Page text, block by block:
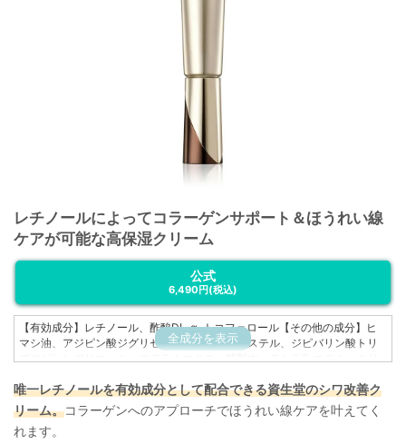
レチノールによってコラーゲンサポート＆ほうれい線
ケアが可能な高保湿クリーム
公式
6,490円(税込)
全成分を表示
【有効成分】レチノール、酢酸DL-α-トコフェロール【その他の成分】ヒ
マシ油、アジピン酸ジグリセリル混合脂肪酸エステル、ジピバリン酸トリ
プロピレングリコール、マヨラナエキス、精製水、テトラ2-エチルヘキサ
ピレングリコール、エタノール、ポリエチレングリコール1000、メチルポ
リシロキサン、アクリル酸ナトリウム・アクリロイルジメチルタウリン酸
ナトリウム共重合体/イソヘキサデカン/ポリソルベート80、ポリプロピレ
ングリコール、ポリオキシエチレン硬化ヒマシ油、トリイソステアリン酸
唯一レチノールを有効成分として配合できる資生堂のシワ改善ク
リーム。コラーゲンへのアプローチでほうれい線ケアを叶えてく
れます。